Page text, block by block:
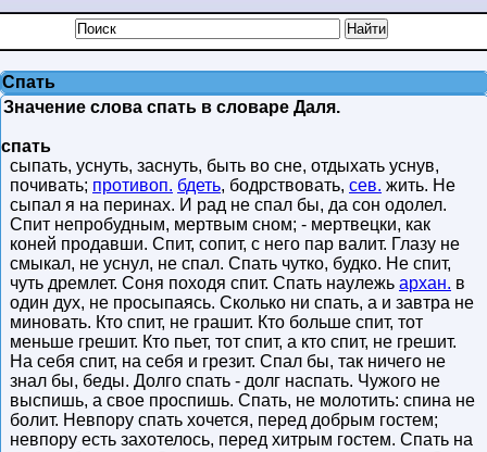
Спать
Значение слова спать в словаре Даля.
спать
сыпать, уснуть, заснуть, быть во сне, отдыхать уснув,
почивать; противоп. бдеть, бодрствовать, сев. жить. Не
сыпал я на перинах. И рад не спал бы, да сон одолел.
Спит непробудным, мертвым сном; - мертвецки, как
коней продавши. Спит, сопит, с него пар валит. Глазу не
смыкал, не уснул, не спал. Спать чутко, будко. Не спит,
чуть дремлет. Соня походя спит. Спать наулежь архан. в
один дух, не просыпаясь. Сколько ни спать, а и завтра не
миновать. Кто спит, не грашит. Кто больше спит, тот
меньше грешит. Кто пьет, тот спит, а кто спит, не грешит.
На себя спит, на себя и грезит. Спал бы, так ничего не
знал бы, беды. Долго спать - долг наспать. Чужого не
выспишь, а свое проспишь. Спать, не молотить: спина не
болит. Невпору спать хочется, перед добрым гостем;
невпору есть захотелось, перед хитрым гостем. Спать на